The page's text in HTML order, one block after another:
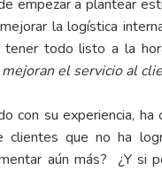
empezar a plantear
la logística
tener todo listo a la
mejoran el servicio al
su experiencia, ha
que no ha
aún más? ¿Y si